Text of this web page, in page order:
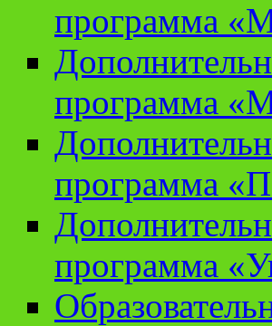
программа
программа
программа
программа